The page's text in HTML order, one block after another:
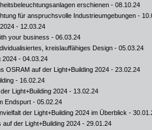
erschienen - 08.10.24
für anspruchsvolle Industrieumgebungen -
- 12.03.24
your business - 06.03.24
kreislauffähiges Design - 05.03.24
2024 - 04.03.24
OSRAM auf der Light+Building 2024 - 23.02.24
- 16.02.24
Light+Building 2024 - 13.02.24
Endspurt - 05.02.24
der Light+Building 2024 im Überblick -
der Light+Building 2024 - 29.01.24